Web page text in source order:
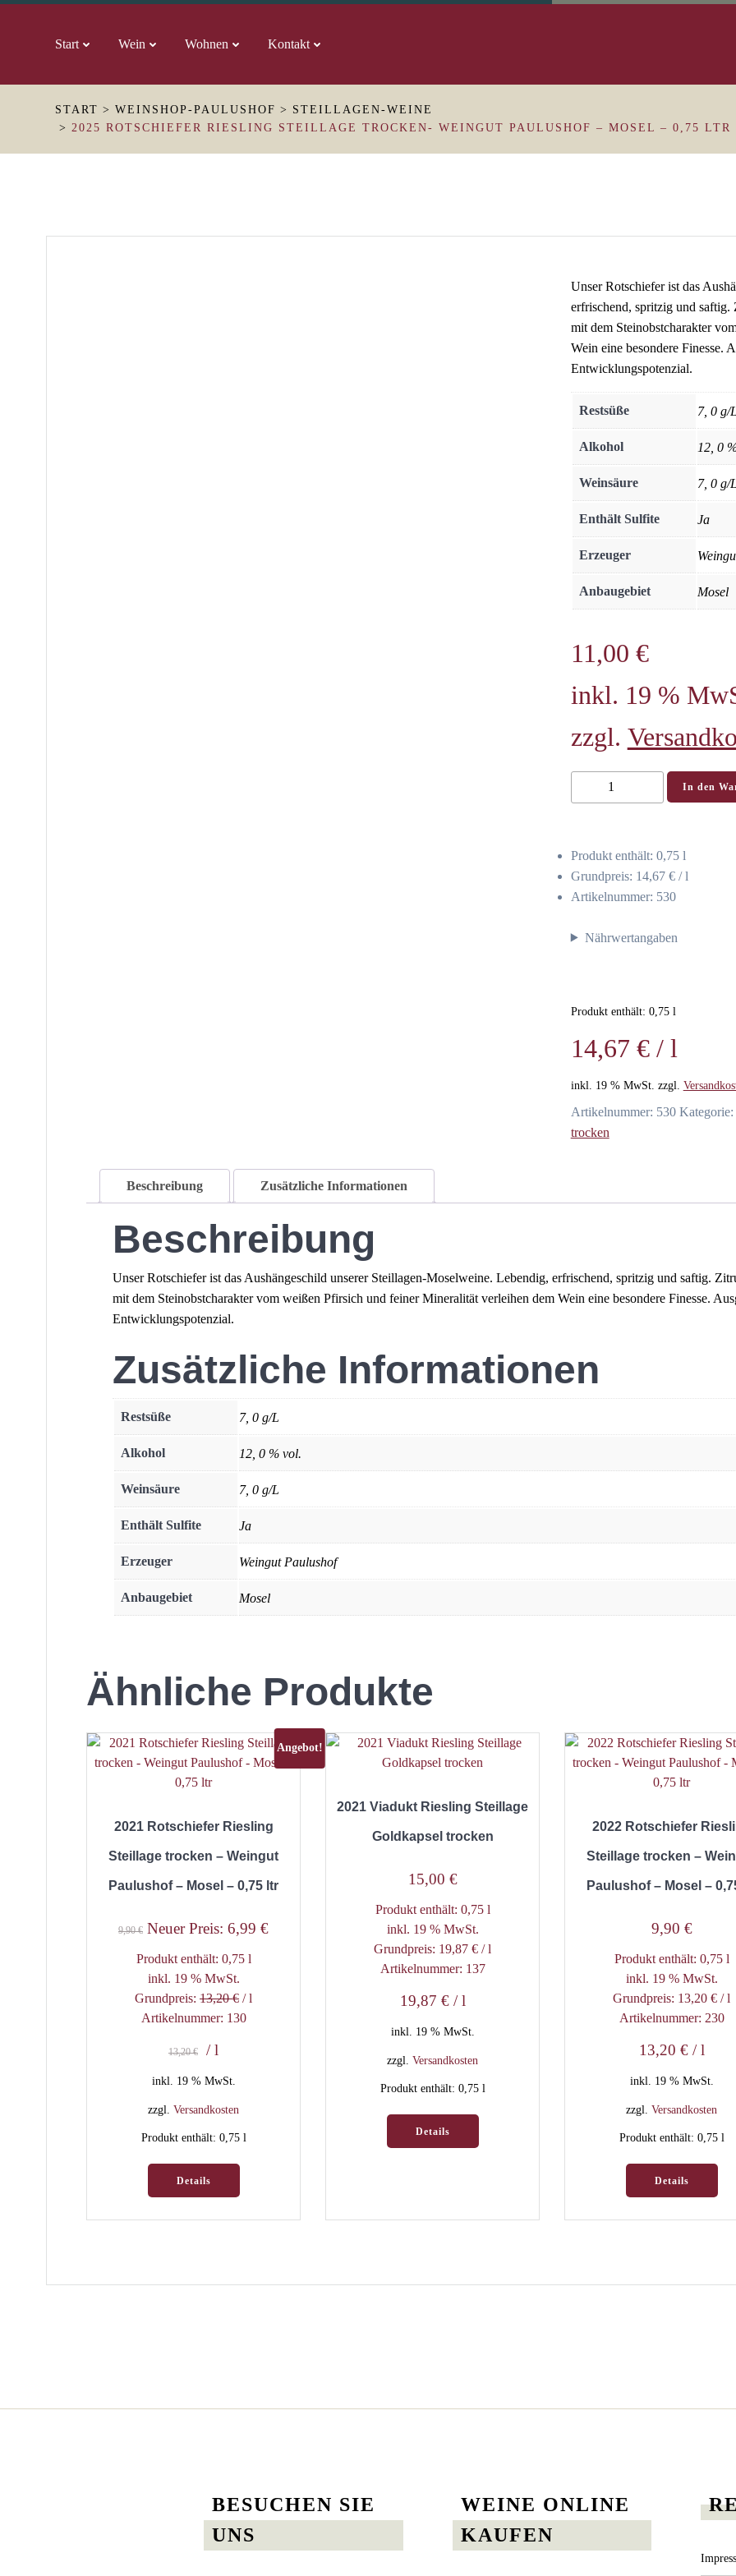
Zum
Start Wein Wohnen Kontakt
START WEINSHOP-PAULUSHOF
STEILLAGEN-WEINE
2025 ROTSCHIEFER RIESLING STEILLAGE TROCKEN- WEINGUT PAULUSHOF – MOSEL – 0,75 LTR
Unser Rotschiefer ist das
erfrischend, spritzig und
mit dem Steinobstcharakter
Wein eine besondere Finesse.
Entwicklungspotenzial.
Restsüße 7, 0 g/L
Alkohol 12, 0
Weinsäure 7, 0 g/L
Enthält Sulfite Ja
Erzeuger
Anbaugebiet Mosel
11,00 €
inkl. 19 %
zzgl.
Rotschiefer
trocken-
Weingut
Paulushof
Mosel
ltr
In den
Produkt enthält: 0,75 l
Grundpreis: 14,67 €/l
Artikelnummer: 530
Nährwertangaben
Produkt enthält: 0,75 l
14,67 €/ l
inkl. 19 % MwSt. zzgl.
Artikelnummer: 530 Kategorie:
trocken
Beschreibung Zusätzliche Informationen
Beschreibung
Unser Rotschiefer ist das Aushängeschild unserer Steillagen-Moselweine. Lebendig, erfrischend, spritzig und saftig.
mit dem Steinobstcharakter vom weißen Pfirsich und feiner Mineralität verleihen dem Wein eine besondere Finesse.
Entwicklungspotenzial.
Zusätzliche Informationen
Restsüße 7, 0 g/L
Alkohol 12, 0 % vol.
Weinsäure 7, 0 g/L
Enthält Sulfite Ja
Erzeuger Weingut Paulushof
Anbaugebiet Mosel
Ähnliche Produkte
Angebot!
2021 Rotschiefer Riesling
Steillage trocken – Weingut
Paulushof – Mosel – 0,75 ltr
9,90€ Ursprünglicher
Preis
war:
9,90 €
Neuer Preis: 6,99 €Aktueller
Produkt enthält: 0,75 l
inkl. 19 % MwSt.
Grundpreis: 13,20€ /l
Artikelnummer: 130
13,20€ /l
inkl. 19 % MwSt.
zzgl. Versandkosten
Produkt enthält: 0,75 l
Details
2021 Viadukt Riesling Steillage
Goldkapsel trocken
15,00 €
Produkt enthält: 0,75 l
inkl. 19 % MwSt.
Grundpreis: 19,87 € /l
Artikelnummer: 137
19,87 €/l
inkl. 19 % MwSt.
zzgl. Versandkosten
Produkt enthält: 0,75 l
Details
2022 Rotschiefer
Steillage trocken –
Paulushof – Mosel –
9,90 €
Produkt enthält: 0,75 l
inkl. 19 % MwSt.
Grundpreis: 13,20 € /l
Artikelnummer: 230
13,20 €/l
inkl. 19 % MwSt.
zzgl. Versandkosten
Produkt enthält: 0,75 l
Details
BESUCHEN SIE
UNS
WEINE ONLINE
KAUFEN